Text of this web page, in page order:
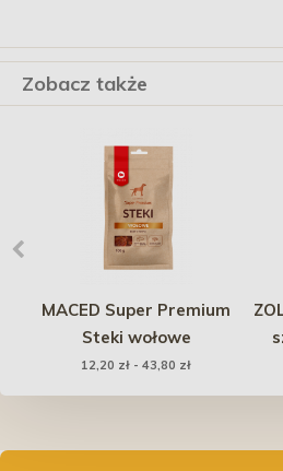
Zobacz także
MACED Super Premium
Steki wołowe
12,20 zł - 43,80 zł